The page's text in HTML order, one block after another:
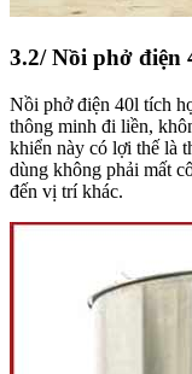
3.2/ Nồi phở điện
Nồi phở điện 40l tích
thông minh đi liền,
khiển này có lợi thế là
dùng không phải mất
đến vị trí khác.